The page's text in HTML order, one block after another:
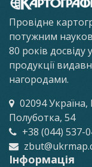
Провідне
потужним
80 років досвіду
продукції
нагородами.
02094
Полуботка, 54
+38 (044) 537-
Інформація